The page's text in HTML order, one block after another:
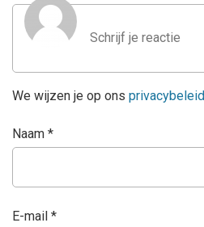
We wijzen je op ons privacybeleid
Naam *
E-mail *